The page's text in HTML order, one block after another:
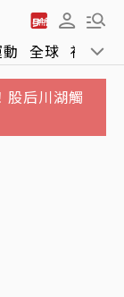
全球 社會
股后川湖觸